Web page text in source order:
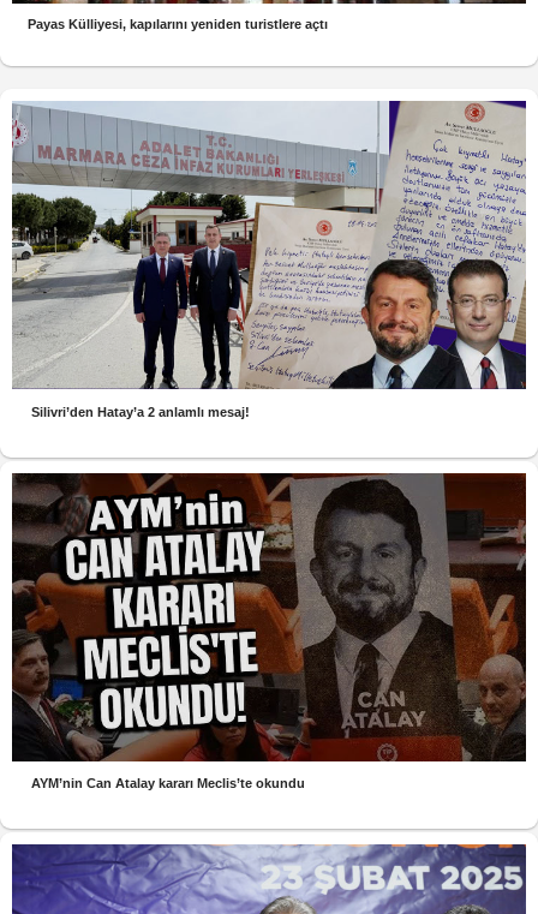
Payas Külliyesi, kapılarını yeniden turistlere açtı
Silivri’den Hatay’a 2 anlamlı mesaj!
AYM’nin Can Atalay kararı Meclis’te okundu